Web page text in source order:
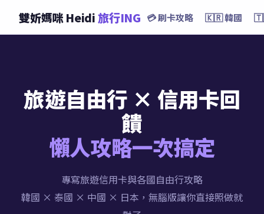
雙妡媽咪 Heidi旅行ING 💳 刷卡攻略 🇰🇷 韓國
旅遊自由行 × 信用卡回
饋
懶人攻略一次搞定
專寫旅遊信用卡與各國自由行攻略
韓國 × 泰國 × 中國 × 日本，無腦版讓你直接照做就